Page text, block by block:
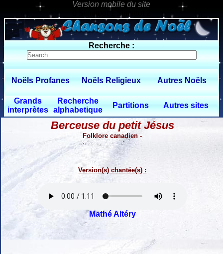
0 $limitbot 1 $limittot 2
Recherche :
Noëls Profanes Noëls Religieux Autres Noëls
Grands
interprètes
Recherche
alphabetique
Partitions Autres sites
Berceuse du petit Jésus
Folklore canadien -
Version(s) chantée(s) :
Mathé Altéry